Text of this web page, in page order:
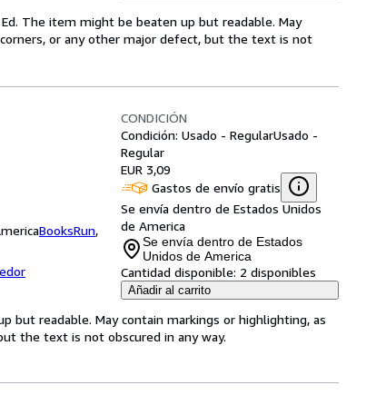
Ed. The item might be beaten up but readable. May
or any other major defect, but the text is not
BooksRun,
CONDICIÓN
Condición: Usado - RegularUsado -
Regular
EUR 3,09
Gastos de envío gratis
Se envía dentro de Estados Unidos
de America
Se envía dentro de Estados
Unidos de America
Cantidad disponible: 2 disponibles
Añadir al carrito
but readable. May contain markings or highlighting, as
the text is not obscured in any way.